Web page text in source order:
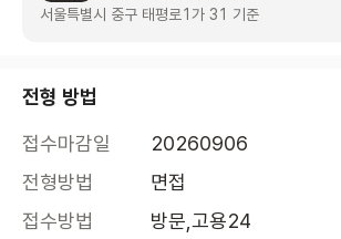
서울특별시 중구 태평로1가 31 기준
전형 방법
접수마감일
20260906
전형방법
면접
접수방법
방문,고용24